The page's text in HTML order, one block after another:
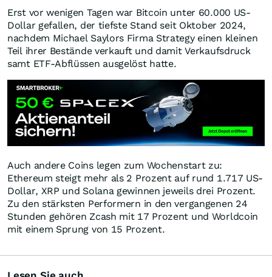
Erst vor wenigen Tagen war Bitcoin unter 60.000 US-
Dollar gefallen, der tiefste Stand seit Oktober 2024,
nachdem Michael Saylors Firma Strategy einen kleinen
Teil ihrer Bestände verkauft und damit Verkaufsdruck
samt ETF-Abflüssen ausgelöst hatte.
Auch andere Coins legen zum Wochenstart zu:
Ethereum steigt mehr als 2 Prozent auf rund 1.717 US-
Dollar, XRP und Solana gewinnen jeweils drei Prozent.
Zu den stärksten Performern in den vergangenen 24
Stunden gehören Zcash mit 17 Prozent und Worldcoin
mit einem Sprung von 15 Prozent.